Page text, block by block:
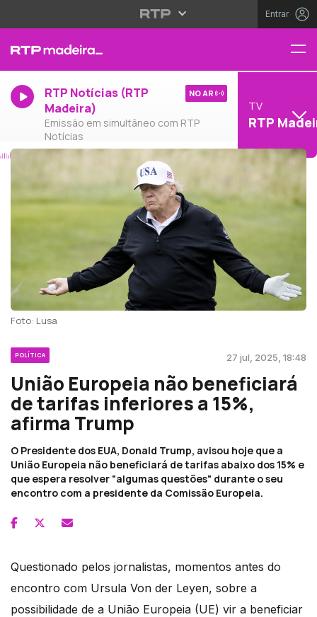
Entrar
RTP Notícias (RTP
Madeira)
Emissão em simultâneo com RTP
Notícias
NO AR
TV
RTP
Foto: Lusa
POLÍTICA 27 jul, 2025, 18:48
União Europeia não beneficiará
de tarifas inferiores a 15%,
afirma Trump
O Presidente dos EUA, Donald Trump, avisou hoje que a
União Europeia não beneficiará de tarifas abaixo dos 15% e
que espera resolver "algumas questões" durante o seu
encontro com a presidente da Comissão Europeia.
Questionado pelos jornalistas, momentos antes do
encontro com Ursula Von der Leyen, sobre a
possibilidade de a União Europeia (UE) vir a beneficiar